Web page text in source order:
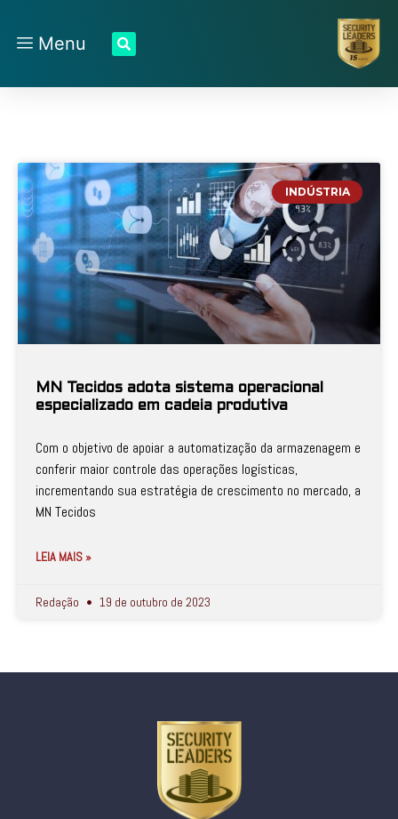
Menu
INDÚSTRIA
MN Tecidos adota sistema operacional
especializado em cadeia produtiva
Com o objetivo de apoiar a automatização da armazenagem e
conferir maior controle das operações logísticas,
incrementando sua estratégia de crescimento no mercado, a
MN Tecidos
LEIA MAIS »
Redação 19 de outubro de 2023